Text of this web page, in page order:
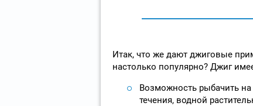
Итак, что же дают джиговые
настолько популярно? Джиг
Возможность рыбачить
течения, водной